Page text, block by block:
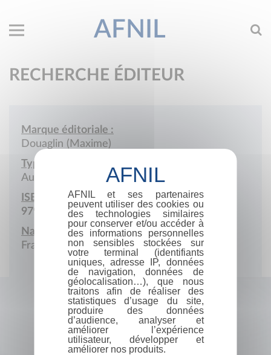
AFNIL
RECHERCHE ÉDITEUR
Marque éditoriale :
Douaglin (Maxime)
Type de société :
Auto-édition
ISBN :
979-10-415-9986-8
Nationalité :
France
AFNIL et ses partenaires
peuvent utiliser des cookies ou
des technologies similaires
pour conserver et/ou accéder à
des informations personnelles
non sensibles stockées sur
votre terminal (identifiants
uniques, adresse IP, données
de navigation, données de
géolocalisation…), que nous
traitons afin de réaliser des
statistiques d’usage du site,
produire des données
d’audience, analyser et
améliorer l’expérience
utilisateur, développer et
améliorer nos produits.